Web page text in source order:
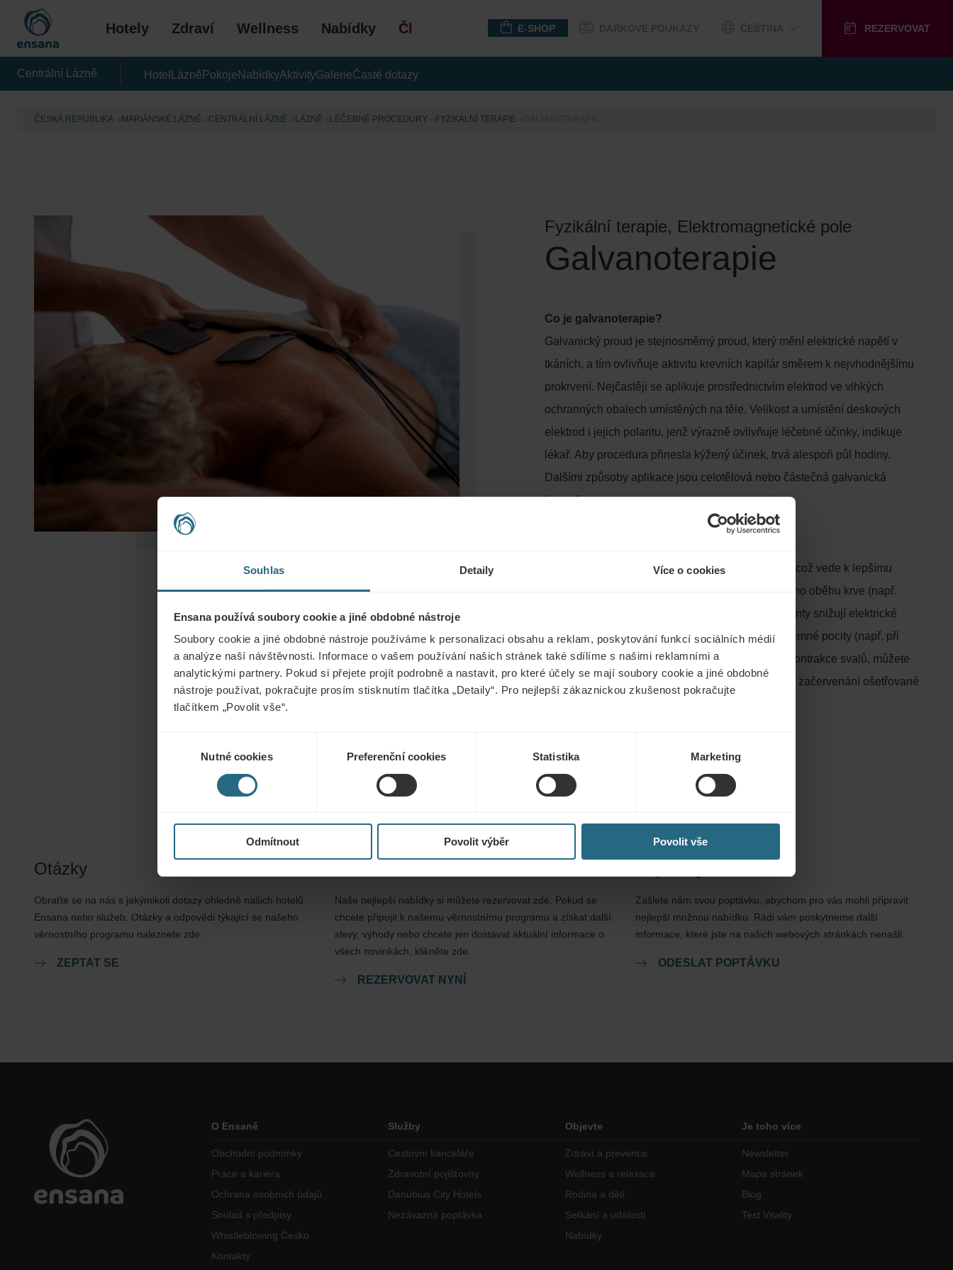
Souhlas Detaily Více o cookies
Ensana používá soubory cookie a jiné obdobné nástroje
Soubory cookie a jiné obdobné nástroje používáme k personalizaci obsahu a reklam, poskytování funkcí sociálních médií
a analýze naší návštěvnosti. Informace o vašem používání našich stránek také sdílíme s našimi reklamními a
analytickými partnery. Pokud si přejete projít podrobně a nastavit, pro které účely se mají soubory cookie a jiné obdobné
nástroje používat, pokračujte prosím stisknutím tlačítka „Detaily“. Pro nejlepší zákaznickou zkušenost pokračujte
tlačítkem „Povolit vše“.
Nutné cookies Preferenční cookies Statistika Marketing
Odmítnout Povolit výběr Povolit vše
Hotely Zdraví Wellness Nabídky Členství E-SHOP REZERVOVAT
Centrální Lázně Hotel Lázně Pokoje NabídkyAktivityGalerieČasté dotazy
ČESKÁ REPUBLIKA MARIÁNSKÉ LÁZNĚ CENTRÁLNÍ LÁZNĚ LÁZNĚ LÉČEBNÉ PROCEDURY FYZIKÁLNÍ TERAPIE
Fyzikální terapie, Elektromagnetické pole
Galvanoterapie
Co je galvanoterapie?
Galvanický proud je stejnosměrný proud, který mění elektrické napětí v
tkáních, a tím ovlivňuje aktivitu krevních kapilár směrem k nejvhodnějšímu
prokrvení. Nejčastěji se aplikuje prostřednictvím elektrod ve vlhkých
ochranných obalech umístěných na těle. Velikost a umístění deskových
elektrod i jejich polaritu, jenž výrazně ovlivňuje léčebné účinky, indikuje
lékař. Aby procedura přinesla kýžený účinek, trvá alespoň půl hodiny.
Dalšími způsoby aplikace jsou celotělová nebo částečná galvanická
koupel.
Kationty dráždí přilehlou tkáň a zlepšují její tonus, což vede k lepšímu
prokrvení. Toho se využívá při poruchách periferního oběhu krve (např.
Raynaudův syndrom, posttraumatické otoky). Anionty snižují elektrické
podráždění a potlačují bolestivé nebo jinak nepříjemné pocity (např. při
neuropatiích). Stejnosměrný proud nezpůsobuje kontrakce svalů, můžete
však pociťovat brnění (později vymizí) a pozorovat začervenání ošetřované
Otázky
Obraťte se na nás s jakýmikoli dotazy ohledně našich hotelů
Ensana nebo služeb. Otázky a odpovědi týkající se našeho
věrnostního programu naleznete zde.
ZEPTAT SE
Naše nejlepší nabídky si můžete rezervovat zde. Pokud se
chcete připojit k našemu věrnostnímu programu a získat další
slevy, výhody nebo chcete jen dostávat aktuální informace o
všech novinkách, klikněte zde.
REZERVOVAT NYNÍ
Zašlete nám svou poptávku, abychom pro vás mohli připravit
nejlepší možnou nabídku. Rádi vám poskytneme další
informace, které jste na našich webových stránkách nenašli.
ODESLAT POPTÁVKU
O Ensaně
Obchodní podmínky
Práce a kariéra
Ochrana osobních údajů
Soulad s předpisy
Whistleblowing Česko
Kontakty
Služby
Cestovní kanceláře
Zdravotní pojišťovny
Danubius City Hotels
Nezávazná poptávka
Objevte
Zdraví a prevence
Wellness a relaxace
Rodina a děti
Setkání a události
Nabídky
Je toho více
Newsletter
Mapa stránek
Blog
Test Vitality